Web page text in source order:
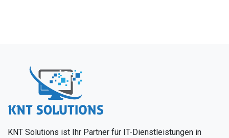
KNT Solutions ist Ihr Partner für IT-Dienstleistungen in